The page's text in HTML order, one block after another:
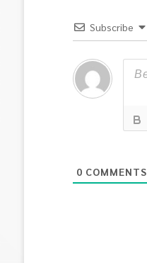
Subscribe
0 COMMENTS